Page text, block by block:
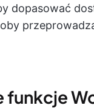
dopasować
funkcje